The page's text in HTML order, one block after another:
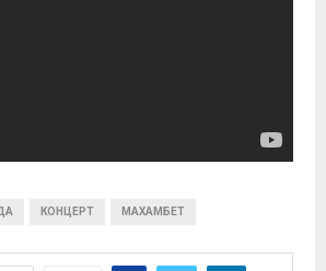
КОНЦЕРТ МАХАМБЕТ